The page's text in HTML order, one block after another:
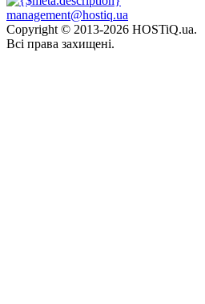
management@hostiq.ua
Copyright © 2013-2026 HOSTiQ.ua.
Всі права захищені.